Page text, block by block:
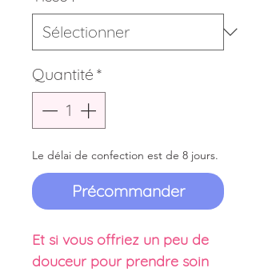
Quantité *
Le délai de confection est de 8 jours.
Précommander
Et si vous offriez un peu de
douceur pour prendre soin